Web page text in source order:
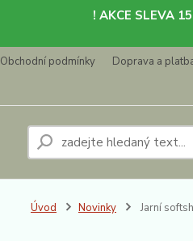
! AKCE SLEVA
Obchodní podmínky Doprava a
Úvod Novinky Jarní